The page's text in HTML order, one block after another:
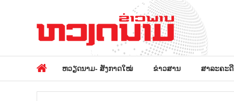
ຫວຽດນາມ- ສັງກາດໃໝ່ ຂ່າວສານ ສາລະຄະດີ